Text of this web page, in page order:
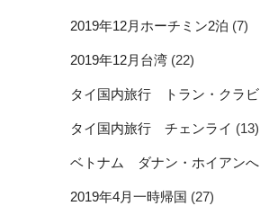
2019年12月ホーチミン2泊 (7)
2019年12月台湾 (22)
タイ国内旅行 トラン・クラビ
タイ国内旅行 チェンライ (13)
ベトナム ダナン・ホイアンへ
2019年4月一時帰国 (27)